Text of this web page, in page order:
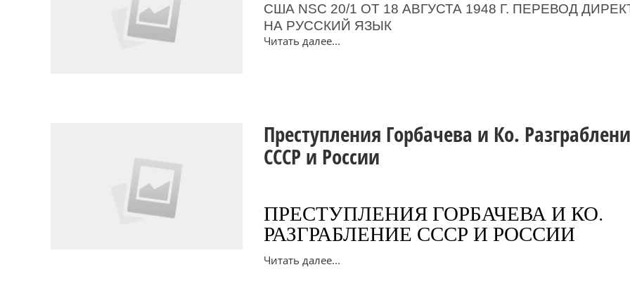
США NSC 20/1 ОТ 18 АВГУСТА 1948 Г. ПЕРЕВОД
НА РУССКИЙ ЯЗЫК
Читать далее...
Преступления Горбачева и Ко.
СССР и России
ПРЕСТУПЛЕНИЯ ГОРБАЧЕВА И КО.
РАЗГРАБЛЕНИЕ СССР И РОССИИ
Читать далее...
03.04.2017, 09:17
"Мама, у нас восстание!": На
15.04.2020, 13:15